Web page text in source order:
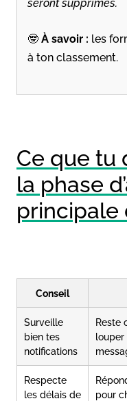
seront supprimés.
🤓 À savoir : les
à ton classement.
Ce que tu
la phase
principale
Conseil
Surveille
bien tes
notifications
Reste
louper
Respecte
les délais de
pour